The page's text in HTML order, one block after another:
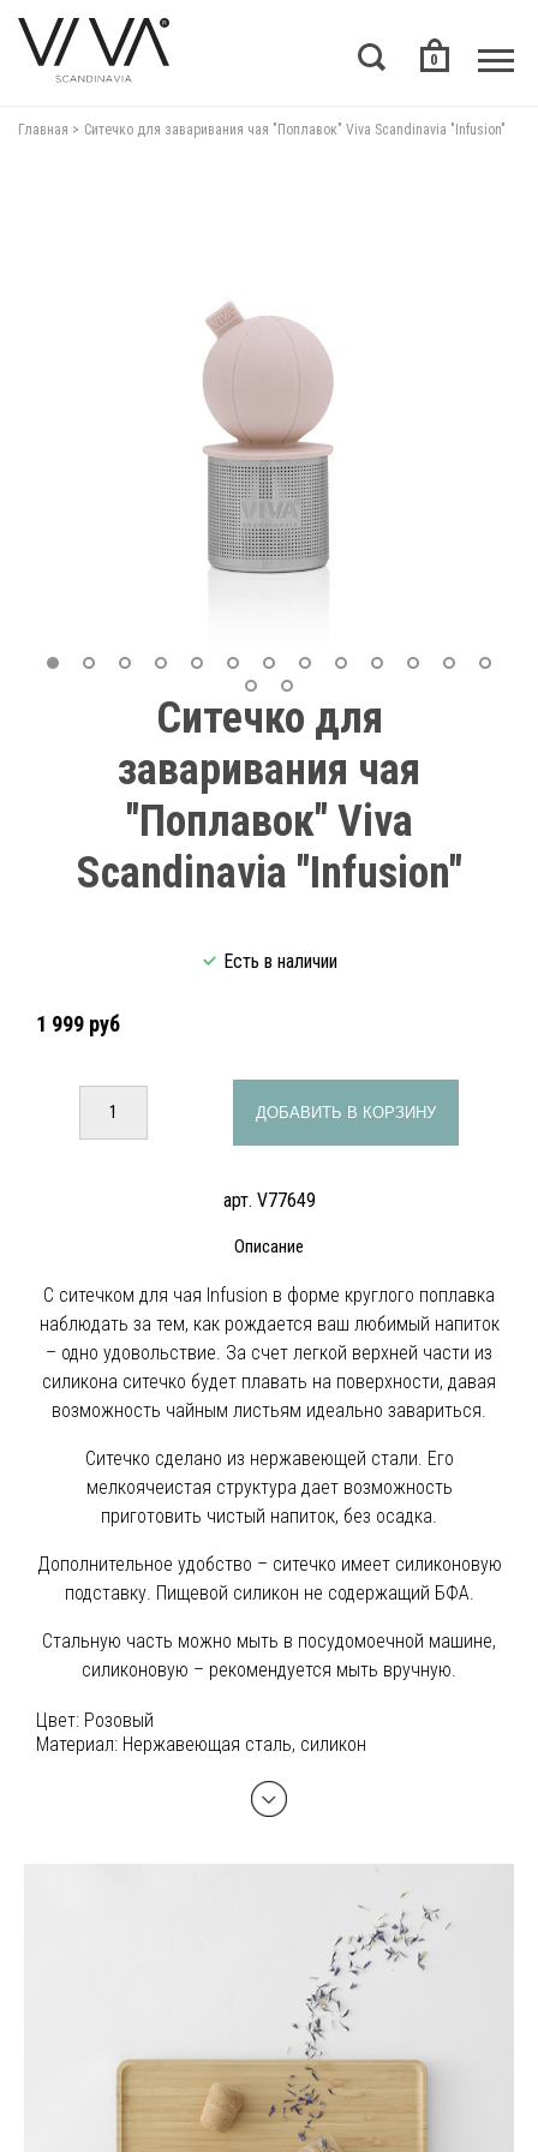
0
Главная Ситечко для заваривания чая "Поплавок" Viva Scandinavia "Infusion"
Ситечко для
заваривания чая
"Поплавок" Viva
Scandinavia "Infusion"
Есть в наличии
1 999 руб
ДОБАВИТЬ В КОРЗИНУ
арт. V77649
Описание
С ситечком для чая Infusion в форме круглого поплавка
наблюдать за тем, как рождается ваш любимый напиток
– одно удовольствие. За счет легкой верхней части из
силикона ситечко будет плавать на поверхности, давая
возможность чайным листьям идеально завариться.
Ситечко сделано из нержавеющей стали. Его
мелкоячеистая структура дает возможность
приготовить чистый напиток, без осадка.
Дополнительное удобство – ситечко имеет силиконовую
подставку. Пищевой силикон не содержащий БФА.
Стальную часть можно мыть в посудомоечной машине,
силиконовую – рекомендуется мыть вручную.
Цвет: Розовый
Материал: Нержавеющая сталь, силикон